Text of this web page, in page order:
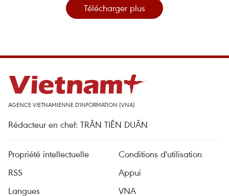
Télécharger plus
AGENCE VIETNAMIENNE D'INFORMATION (VNA)
Rédacteur en chef: TRÂN TIÊN DUÂN
Propriété intellectuelle
Conditions d'utilisation
RSS
Appui
Langues
VNA